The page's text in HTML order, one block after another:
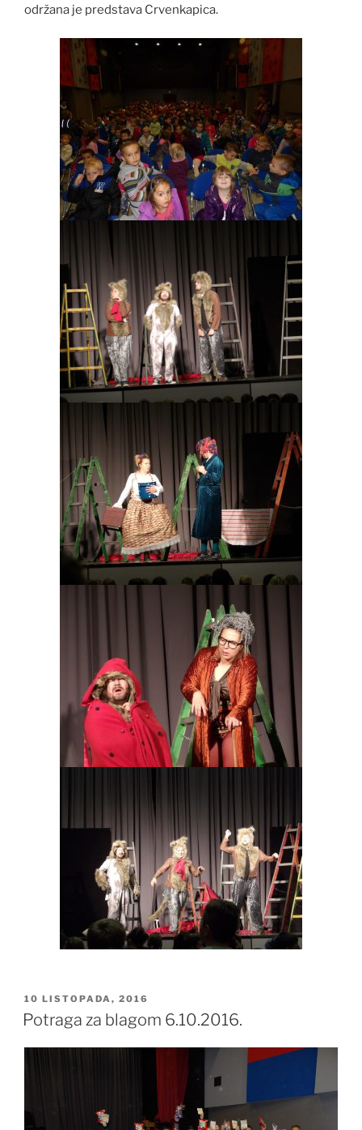
održana je predstava Crvenkapica.
OBJAVLJENO
10 LISTOPADA, 2016
Potraga za blagom 6.10.2016.